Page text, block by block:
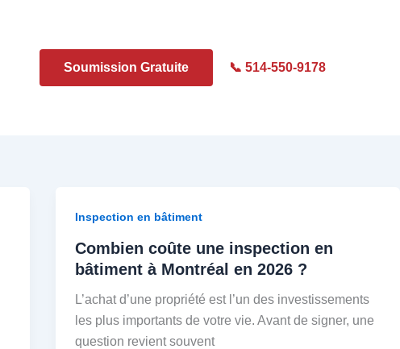
Soumission Gratuite 📞 514-550-9178
Inspection en bâtiment
Combien coûte une inspection en
bâtiment à Montréal en 2026 ?
L’achat d’une propriété est l’un des investissements
les plus importants de votre vie. Avant de signer, une
question revient souvent